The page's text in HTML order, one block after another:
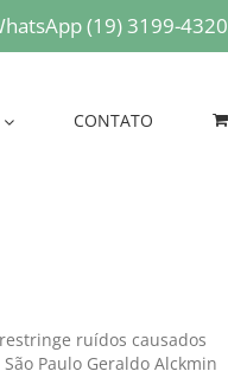
(19) 3199-4320
CONTATO
ruídos causados
Paulo Geraldo Alckmin